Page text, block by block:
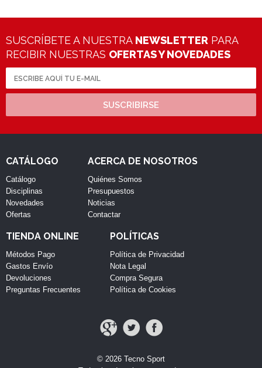
SUSCRÍBETE A NUESTRA NEWSLETTER PARA
RECIBIR NUESTRAS OFERTAS Y NOVEDADES
SUSCRIBIRSE
CATÁLOGO
Catálogo
Disciplinas
Novedades
Ofertas
ACERCA DE NOSOTROS
Quiénes Somos
Presupuestos
Noticias
Contactar
TIENDA ONLINE
Métodos Pago
Gastos Envío
Devoluciones
Preguntas Frecuentes
POLÍTICAS
Política de Privacidad
Nota Legal
Compra Segura
Política de Cookies
© 2026 Tecno Sport